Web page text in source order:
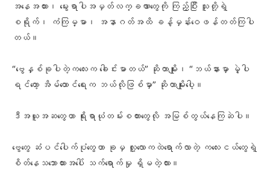
အနေအထား၊ မွေးရာပါအမှတ်လက္ခဏာတွေကို ကြည့်ပြီး သူတို့ရဲ့
စရိုက်၊ ကံကြမ္မာ၊ အနာဂတ်အထိ ခန့်မှန်းဝေဖန်တတ်ကြပါ
တယ်။
“ဗွေနှစ်ခုပါတဲ့ကလေးက ခေါင်းမာတယ်” ဆိုတာမျိုး၊ “ဘယ်နားမှာ မှဲ့ပါ
ရင်တော့ အိမ်ထောင်ရေးက ဘယ်လိုဖြစ်မှာ” ဆိုတာမျိုးပေါ့။
ဒီအယူအဆတွေဟာ ရိုးရာယုံတမ်းစကားတွေလို အမြစ်တွယ်နေကြဆဲပါ။
ဗွေတွေ ဆံပင်‌ပေါက်ပုံတွေဟာ ခုမှ လူ့လောကထဲရောက်လာတဲ့ ကလေးငယ်တွေရဲ့
စိတ်နေသဘောထားအပေါ် သက်ရောက်မှု ရှိမတဲ့လား။